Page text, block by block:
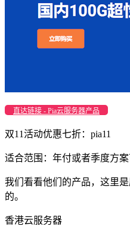
直达链接 - Pia云服务器产品
双11活动优惠七折： pia11
适合范围：年付或者季度方案
我们看看他们的产品，这里
的。
香港云服务器